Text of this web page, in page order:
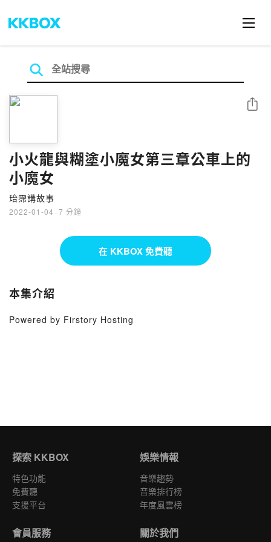
小火龍與糊塗小魔女第三章公車上的
小魔女
珆霈講故事
2022-01-04 · 7 分鐘
分享
在 KKBOX 免費聽
本集介紹
Powered by Firstory Hosting
探索 KKBOX
特色功能
免費聽
支援平台
娛樂情報
音樂趨勢
音樂排行榜
年度風雲榜
會員服務 關於我們